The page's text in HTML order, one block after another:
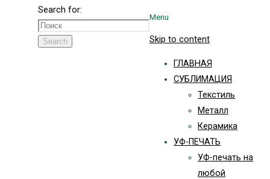
Search for:
Search
Menu
Skip to content
ГЛАВНАЯ
СУБЛИМАЦИЯ
Текстиль
Металл
Керамика
УФ-ПЕЧАТЬ
УФ-печать на
любой